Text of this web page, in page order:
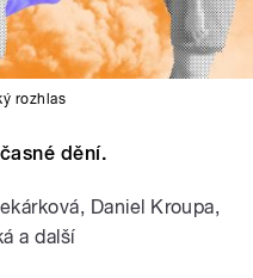
rozhlas
dění.
Daniel Kroupa,
a další